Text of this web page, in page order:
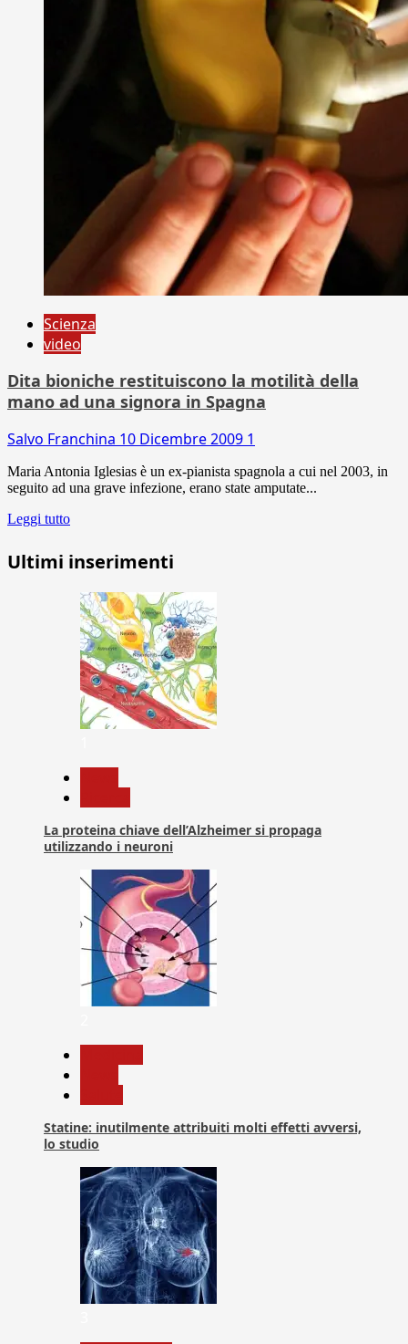
Scienza
video
Dita bioniche restituiscono la motilità della
mano ad una signora in Spagna
Salvo Franchina 10 Dicembre 2009 1
Maria Antonia Iglesias è un ex-pianista spagnola a cui nel 2003, in
seguito ad una grave infezione, erano state amputate...
Leggi tutto
Ultimi inserimenti
La proteina chiave dell’Alzheimer si propaga
utilizzando i neuroni
Statine: inutilmente attribuiti molti effetti avversi,
lo studio